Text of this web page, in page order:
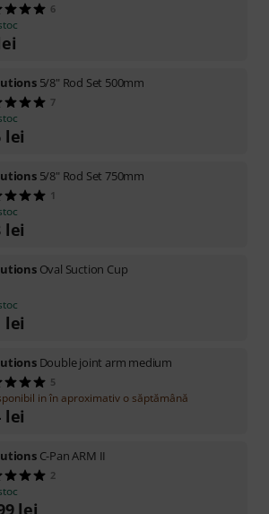
6
5/8" Rod Set 500mm
7
lei
5/8" Rod Set 750mm
1
lei
Oval Suction Cup
lei
Double joint arm medium
5
in în aproximativ o săptămână
lei
C-Pan ARM II
2
lei